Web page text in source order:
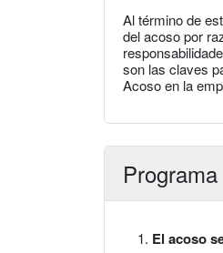
Al término de
del acoso por
son las claves
Acoso en la
Programa
El acoso